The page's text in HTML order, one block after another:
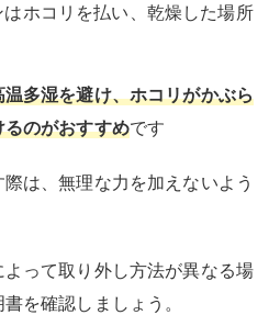
ホコリを払い、乾燥した場所
多湿を避け、ホコリがかぶら
のがおすすめです
は、無理な力を加えないよう
って取り外し方法が異なる場
を確認しましょう。